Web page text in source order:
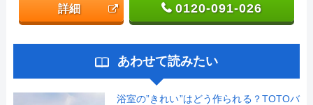
詳細 0120-091-026
あわせて読みたい
浴室の”きれい”はどう作られる？TOTOバ